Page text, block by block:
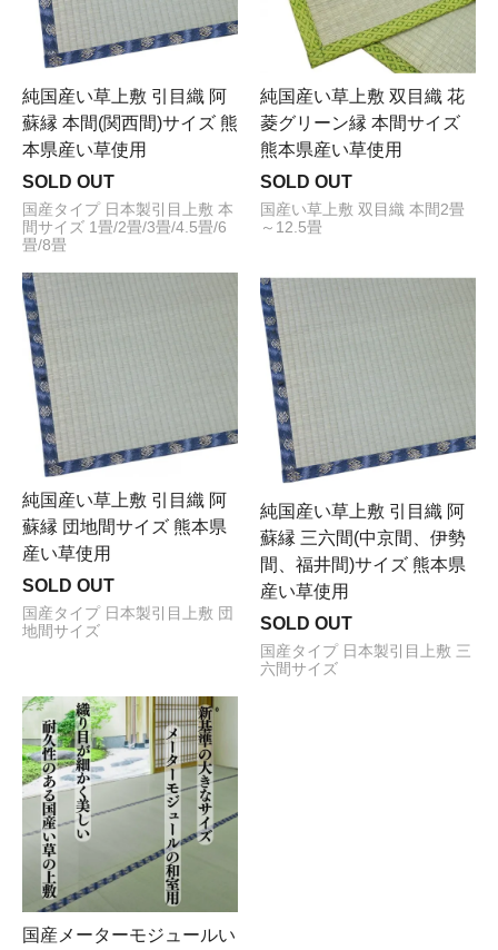
純国産い草上敷 引目織 阿
蘇縁 本間(関西間)サイズ 熊
本県産い草使用
SOLD OUT
国産タイプ 日本製引目上敷 本
間サイズ 1畳/2畳/3畳/4.5畳/6
畳/8畳
純国産い草上敷 双目織 花
菱グリーン縁 本間サイズ
熊本県産い草使用
SOLD OUT
国産い草上敷 双目織 本間2畳
～12.5畳
純国産い草上敷 引目織 阿
蘇縁 団地間サイズ 熊本県
産い草使用
SOLD OUT
国産タイプ 日本製引目上敷 団
地間サイズ
純国産い草上敷 引目織 阿
蘇縁 三六間(中京間、伊勢
間、福井間)サイズ 熊本県
産い草使用
SOLD OUT
国産タイプ 日本製引目上敷 三
六間サイズ
国産メーターモジュールい